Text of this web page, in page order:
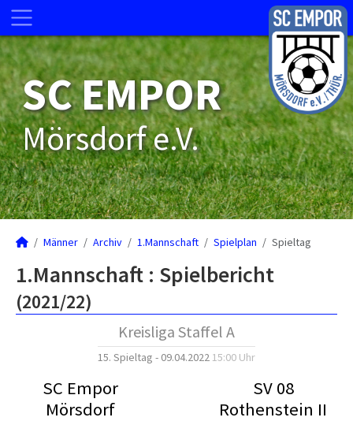
SC EMPOR
Mörsdorf e.V.
Männer Archiv 1.Mannschaft Spielplan Spieltag
1.Mannschaft : Spielbericht
(2021/22)
Kreisliga Staffel A
15. Spieltag - 09.04.2022 15:00 Uhr
SC Empor
Mörsdorf
SV 08
Rothenstein II